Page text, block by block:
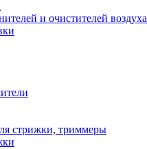
и очистителей воздуха
стрижки, триммеры